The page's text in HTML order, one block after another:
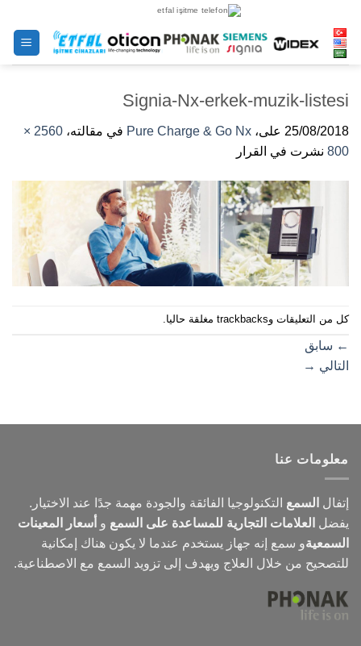
الى
المحتوى
Signia-Nx-erkek-muzik-listesi
25/08/2018 على، Pure Charge & Go Nx في مقالته،
2560 ×
800 نشرت في القرار
كل من التعليقات وtrackbacks مغلقة حاليا.
← سابق
التالي →
معلومات عنا
إتفال السمع التكنولوجيا الفائقة والجودة مهمة جدًا عند الاختيار.
يفضل العلامات التجارية للمساعدة على السمع و أسعار المعينات
السمعيةو سمع إنه جهاز يستخدم عندما لا يكون هناك إمكانية
للتصحيح من خلال العلاج ويهدف إلى تزويد السمع مع الاصطناعية.